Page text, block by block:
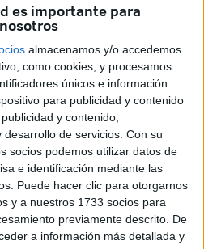
es importante para
nosotros
almacenamos y/o accedemos
como cookies, y procesamos
únicos e información
para publicidad y contenido
y contenido,
desarrollo de servicios. Con su
socios podemos utilizar datos de
e identificación mediante las
Puede hacer clic para otorgarnos
y a nuestros 1733 socios para
previamente descrito. De
a información más detallada y
Intervención Comunitaria
en Ceuta traerá
de ocio con la novena
de Veranoque en esta
con el lema: ‘Por una
que se mantiene con el objetivo
que recuerde al
comunitario, generando un
y todas,
barriada en la que se viva”.